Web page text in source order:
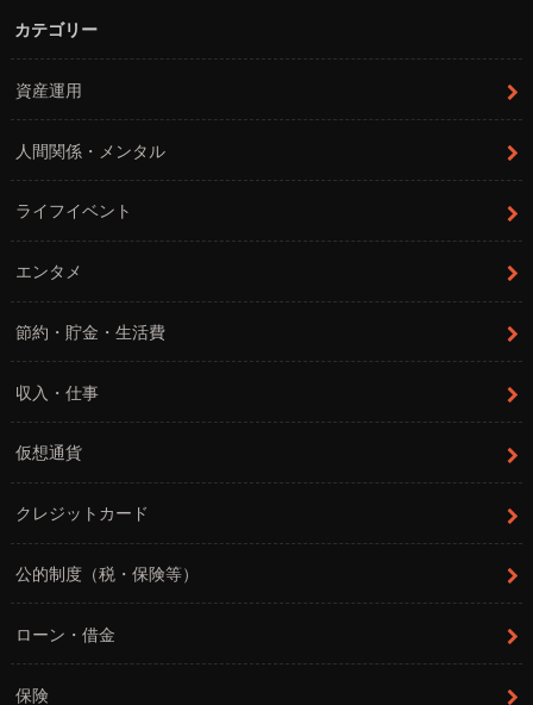
カテゴリー
資産運用
人間関係・メンタル
ライフイベント
エンタメ
節約・貯金・生活費
収入・仕事
仮想通貨
クレジットカード
公的制度（税・保険等）
ローン・借金
保険